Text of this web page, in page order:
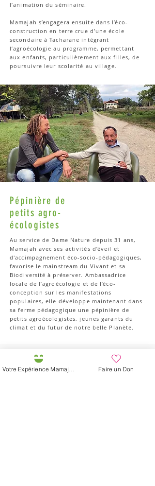
l’animation du séminaire.
Mamajah s’engagera ensuite dans l’éco-
construction en terre crue d’une école
secondaire à Tacharane intégrant
l’agroécologie au programme, permettant
aux enfants, particulièrement aux filles, de
poursuivre leur scolarité au village.
Pépinière de
petits agro-
écologistes
Au service de Dame Nature depuis 31 ans,
Mamajah avec ses activités d’éveil et
d'accimpagnement éco-socio-pédagogiques,
favorise le mainstream du Vivant et sa
Biodiversité à préserver. Ambassadrice
locale de l’agroécologie et de l’éco-
conception sur les manifestations
populaires, elle développe maintenant dans
sa ferme pédagogique une pépinière de
petits agroécologistes, jeunes garants du
climat et du futur de notre belle Planète.
Participez à l'Expérience
Faire un Don